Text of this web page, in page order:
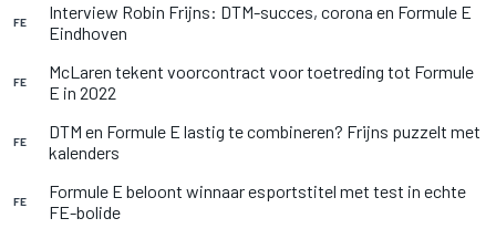
FE
Interview Robin Frijns: DTM-succes, corona en Formule E
Eindhoven
FE
McLaren tekent voorcontract voor toetreding tot Formule
E in 2022
FE
DTM en Formule E lastig te combineren? Frijns puzzelt met
kalenders
FE
Formule E beloont winnaar esportstitel met test in echte
FE-bolide